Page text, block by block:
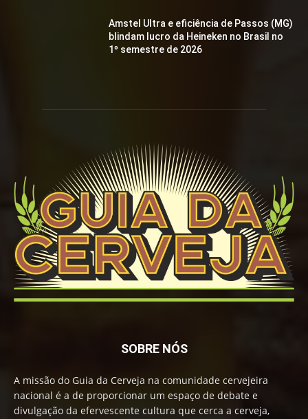
Amstel Ultra e eficiência de Passos (MG)
blindam lucro da Heineken no Brasil no
1º semestre de 2026
SOBRE NÓS
A missão do Guia da Cerveja na comunidade cervejeira
nacional é a de proporcionar um espaço de debate e
divulgação da efervescente cultura que cerca a cerveja,